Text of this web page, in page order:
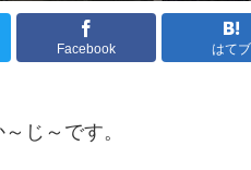
Facebook はてブ
じ～です。